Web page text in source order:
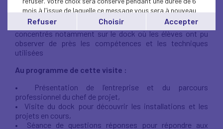
de haute précision.
IMM Yachting propose une large gamme de métiers,
concentrés notamment sur le dock où les élèves ont pu
observer de près les compétences et les techniques
utilisées
Au programme de cette visite :
•⁠ ⁠Présentation de l’entreprise et du parcours
professionnel du chef de projet,
•⁠ ⁠Visite du dock pour découvrir les installations et les
projets en cours,
•⁠ ⁠Séance de questions réponses pour répondre aux
mois à l'issue de laquelle ce message vous sera à nouveau
affiché..
Vous pouvez modifier votre choix à tout moment en
cliquant sur le lien'cookies'en bas de page.
Refuser Choisir Accepter